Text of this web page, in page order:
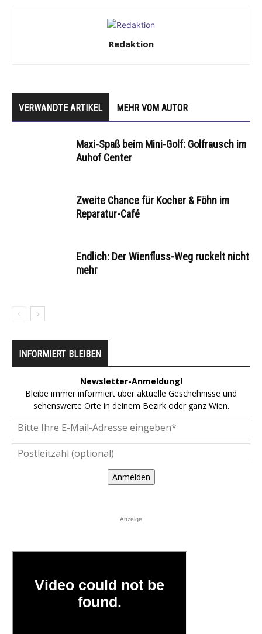
Redaktion
VERWANDTE ARTIKEL MEHR VOM AUTOR
Maxi-Spaß beim Mini-Golf: Golfrausch im
Auhof Center
Zweite Chance für Kocher & Föhn im
Reparatur-Café
Endlich: Der Wienfluss-Weg ruckelt nicht
mehr
INFORMIERT BLEIBEN
Newsletter-Anmeldung!
Bleibe immer informiert über aktuelle Geschehnisse und
sehenswerte Orte in deinem Bezirk oder ganz Wien.
Anmelden
Anzeige